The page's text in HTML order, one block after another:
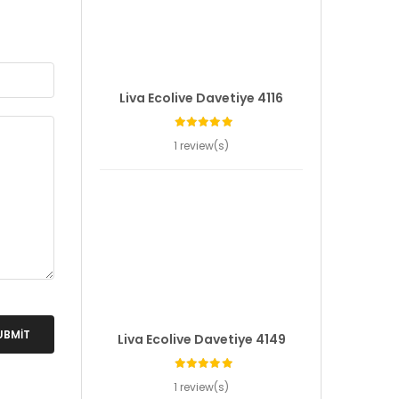
Liva Ecolive Davetiye 4116
1 review(s)
Liva Ecolive Davetiye 4149
1 review(s)